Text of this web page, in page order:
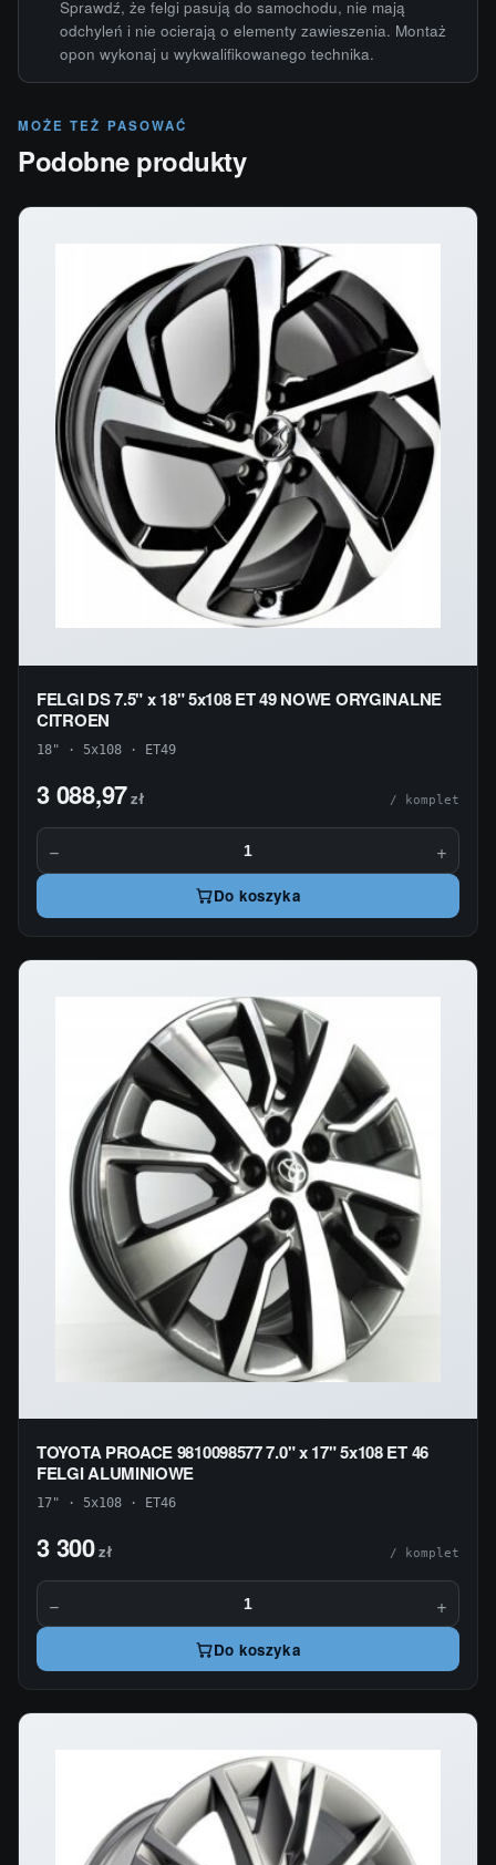
Sprawdź, że felgi pasują do samochodu, nie mają
odchyleń i nie ocierają o elementy zawieszenia. Montaż
opon wykonaj u wykwalifikowanego technika.
MOŻE TEŻ PASOWAĆ
Podobne produkty
FELGI DS 7.5" x 18" 5x108 ET 49 NOWE ORYGINALNE
CITROEN
18" · 5x108 · ET49
3 088,97zł / komplet
− +
Do koszyka
TOYOTA PROACE 9810098577 7.0" x 17" 5x108 ET 46
FELGI ALUMINIOWE
17" · 5x108 · ET46
3 300zł / komplet
− +
Do koszyka